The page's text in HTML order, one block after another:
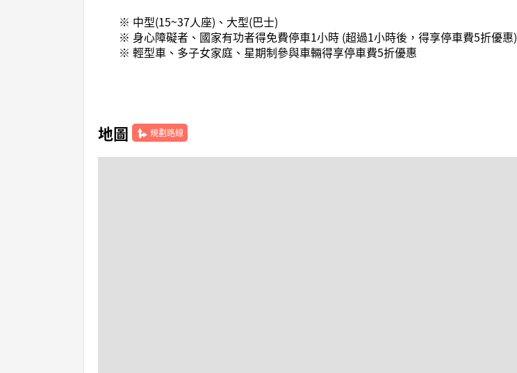
※ 中型(15~37人座)、大型(巴士)
※ 身心障礙者、國家有功者得免費停車1小時 (超過1小時後，得享停車費5折優惠)
※ 輕型車、多子女家庭、星期制參與車輛得享停車費5折優惠
地圖 規劃路線